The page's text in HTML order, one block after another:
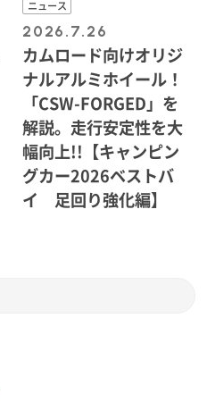
ニュース
2026.7.26
カムロード向けオリジ
ナルアルミホイール！
「CSW-FORGED」を
解説。走行安定性を大
幅向上!!【キャンピン
グカー2026ベストバ
イ 足回り強化編】